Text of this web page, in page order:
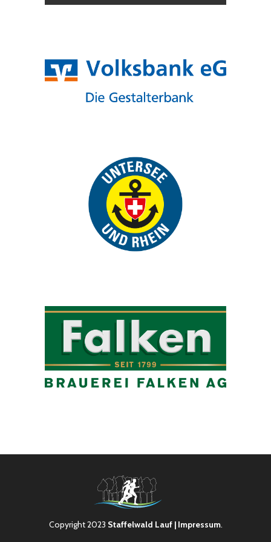
Copyright 2023 Staffelwald Lauf| Impressum.